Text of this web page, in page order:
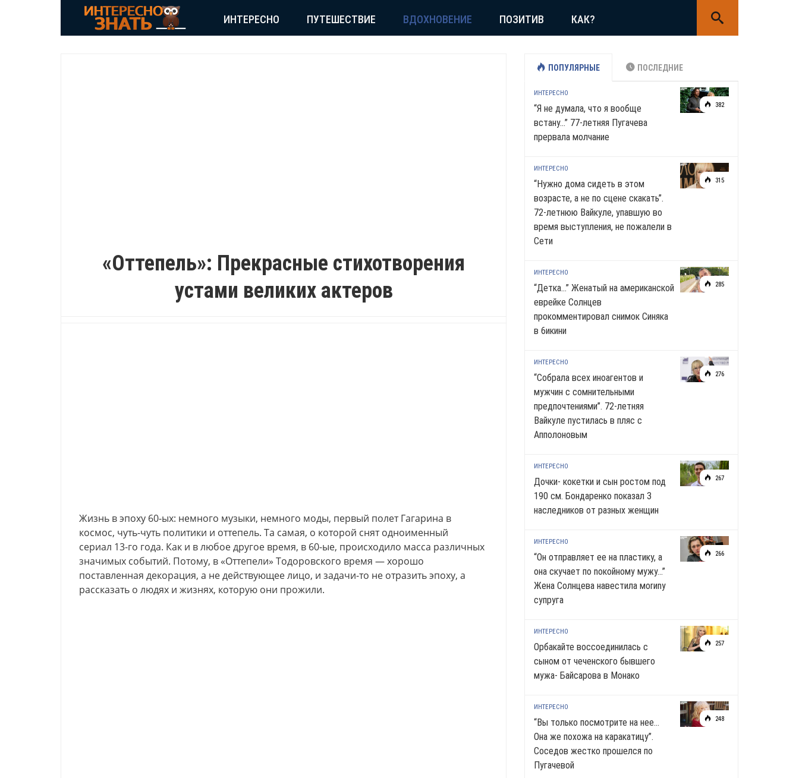
ИНТЕРЕСНО ПУТЕШЕСТВИЕ ВДОХНОВЕНИЕ ПОЗИТИВ КАК?
«Оттепель»: Прекрасные стихотворения
устами великих актеров
Жизнь в эпоху 60-ых: немного музыки, немного моды, первый полет Гагарина в
космос, чуть-чуть политики и оттепель. Та самая, о которой снят одноименный
сериал 13-го года. Как и в любое другое время, в 60-ые, происходило масса различных
значимых событий. Потому, в «Оттепели» Тодоровского время — хорошо
поставленная декорация, а не действующее лицо, и задачи-то не отразить эпоху, а
рассказать о людях и жизнях, которую они прожили.
ПОПУЛЯРНЫЕ ПОСЛЕДНИЕ
382
ИНТЕРЕСНО
“Я не думала, что я вообще
встану…” 77-летняя Пугачева
прервала молчание
315
ИНТЕРЕСНО
“Нужно дома сидеть в этом
возрасте, а не по сцене скакать”.
72-летнюю Вайкуле, упавшую во
время выступления, не пожалели в
Сети
285
ИНТЕРЕСНО
“Детка…” Женатый на американской
еврейке Солнцев
прокомментировал снимок Синяка
в 6икини
276
ИНТЕРЕСНО
“Собрала всех иноагентов и
мужчин с сомнительными
предпочтениями”. 72-летняя
Вайкуле пустилась в пляс с
Апполоновым
267
ИНТЕРЕСНО
Дочки- кокетки и сын ростом под
190 см. Бондаренко показал 3
наследников от разных женщин
266
ИНТЕРЕСНО
“Он отправляет ее на пластику, а
она скучает по noкoйномy мужу…”
Жена Солнцева навестила моrиnу
супруга
257
ИНТЕРЕСНО
Орбакайте воссоединилась с
сыном от чеченского бывшего
мужа- Байсарова в Монако
248
ИНТЕРЕСНО
“Вы только посмотрите на нее…
Она же похожа на каракатицу”.
Соседов жестко прошелся по
Пугачевой